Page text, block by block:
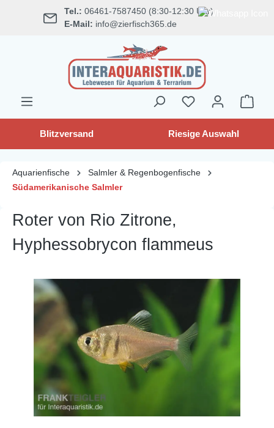
springen Tel.: 06461-7587450 (8:30-12:30 Uhr)
E-Mail: info@zierfisch365.de
Blitzversand Riesige Auswahl
Aquarienfische
Salmler & Regenbogenfische
Südamerikanische Salmler
Roter von Rio Zitrone,
Hyphessobrycon flammeus
Bildergalerie überspringen